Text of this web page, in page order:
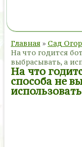
Главная » Сад
На что годится
выбрасывать, а
На что
способа не